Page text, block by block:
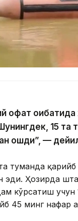
офат
15 та
ошди”, —
туманда
эди. Ҳозирда
кўрсатиш
45 минг нафар